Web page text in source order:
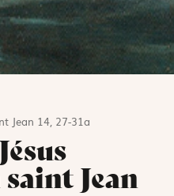
Jean 14, 27-31a
Jean